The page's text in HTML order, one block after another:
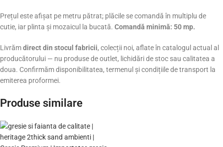
Prețul este afișat pe metru pătrat; plăcile se comandă în multiplu de
cutie, iar plinta și mozaicul la bucată. Comandă minimă: 50 mp.
Livrămdirect din stocul fabricii, colecții noi, aflate în catalogul actual al
producătorului — nu produse de outlet, lichidări de stoc sau calitatea a
doua. Confirmăm disponibilitatea, termenul și condițiile de transport la
emiterea proformei.
Produse similare